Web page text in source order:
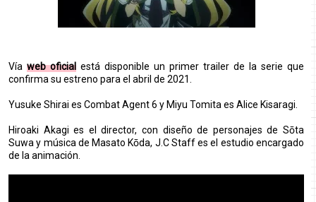
Víaweb oficial está disponible un primer trailer de la serie que
confirma su estreno para el abril de 2021.
Yusuke Shirai es Combat Agent 6 y Miyu Tomita es Alice Kisaragi.
Hiroaki Akagi es el director, con diseño de personajes de Sōta
Suwa y música de Masato Kōda, J.C Staff es el estudio encargado
de la animación.